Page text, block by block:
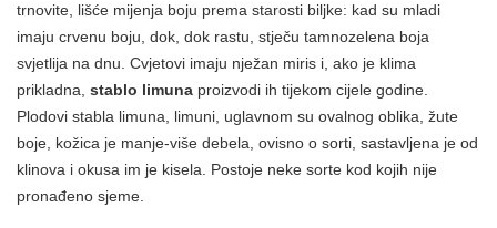
trnovite, lišće mijenja boju prema starosti biljke: kad su mladi
imaju crvenu boju, dok, dok rastu, stječu tamnozelena boja
svjetlija na dnu. Cvjetovi imaju nježan miris i, ako je klima
prikladna, stablo limuna proizvodi ih tijekom cijele godine.
Plodovi stabla limuna, limuni, uglavnom su ovalnog oblika, žute
boje, kožica je manje-više debela, ovisno o sorti, sastavljena je od
klinova i okusa im je kisela. Postoje neke sorte kod kojih nije
pronađeno sjeme.